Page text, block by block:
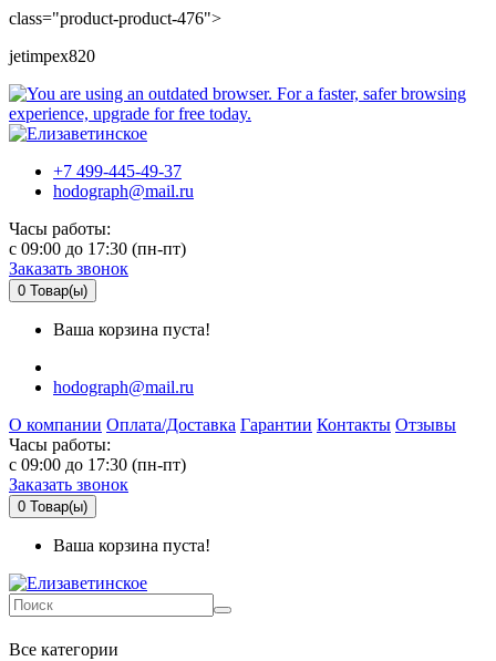
class="product-product-476">
jetimpex820
+7 499-445-49-37
hodograph@mail.ru
Часы работы:
c 09:00 до 17:30 (пн-пт)
Заказать звонок
0 Товар(ы)
Ваша корзина пуста!
hodograph@mail.ru
О компании Оплата/Доставка Гарантии Контакты Отзывы
Часы работы:
c 09:00 до 17:30 (пн-пт)
Заказать звонок
0 Товар(ы)
Ваша корзина пуста!
Все категории